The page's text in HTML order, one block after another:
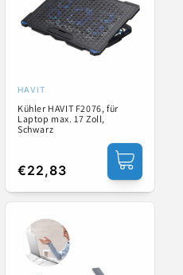
Anbieter:
HAVIT
Kühler HAVIT F2076, für
Laptop max. 17 Zoll,
Schwarz
Normaler
Preis
€22,83